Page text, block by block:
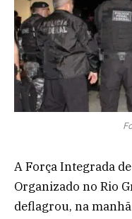
A Força Integrada
Organizado no Rio
deflagrou, na